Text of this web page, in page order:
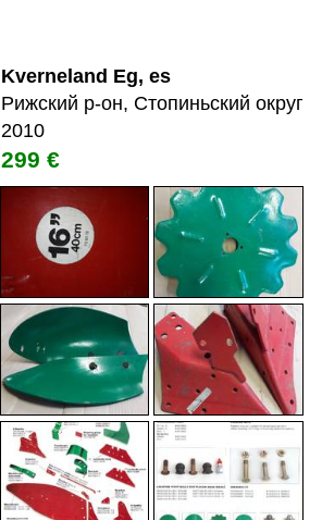
Kverneland Eg, es
Рижский р-он, Стопиньский округ
2010
299 €